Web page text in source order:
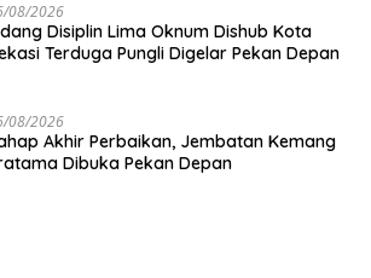
08/2026
Disiplin Lima Oknum Dishub Kota
Terduga Pungli Digelar Pekan Depan
08/2026
Akhir Perbaikan, Jembatan Kemang
Dibuka Pekan Depan